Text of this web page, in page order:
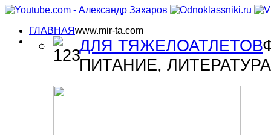
ГЛАВНАЯwww.mir-ta.com
ДЛЯ ТЯЖЕЛОАТЛЕТОВ
ПИТАНИЕ, ЛИТЕРАТУРА